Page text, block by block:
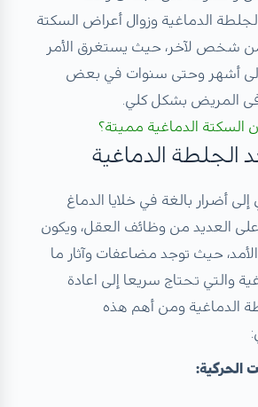
الدماغية وزوال أعراض السكتة
من شخص لآخر، حيث يستغرق الأمر
إلى أشهر وحتى سنوات في بعض
المريض بشكل كلي.
السكتة الدماغية مميتة؟
الجلطة الدماغية
أضرار بالغة في خلايا الدماغ
على العديد من وظائف العقل، ويكون
حيث توجد مضاعفات وآثار ما
والتي تحتاج سريعا إلى اعادة
الدماغية ومن أهم هذه
الحركية: